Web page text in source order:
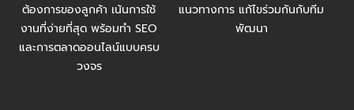
ต้องการของลูกค้า เน้นการใช้
งานที่ง่ายที่สุด พร้อมทำ SEO
และการตลาดออนไลน์แบบครบ
วงจร
แนวทางการ แก้ไขร่วมกันกับทีม
พัฒนา